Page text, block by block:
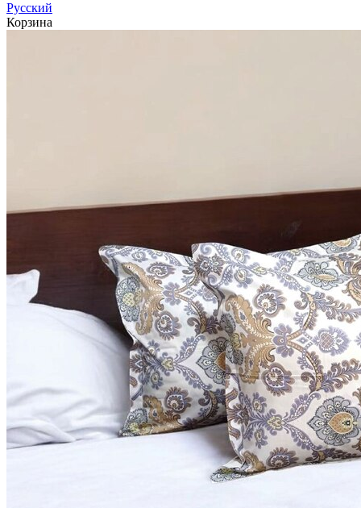
Русский
Корзина